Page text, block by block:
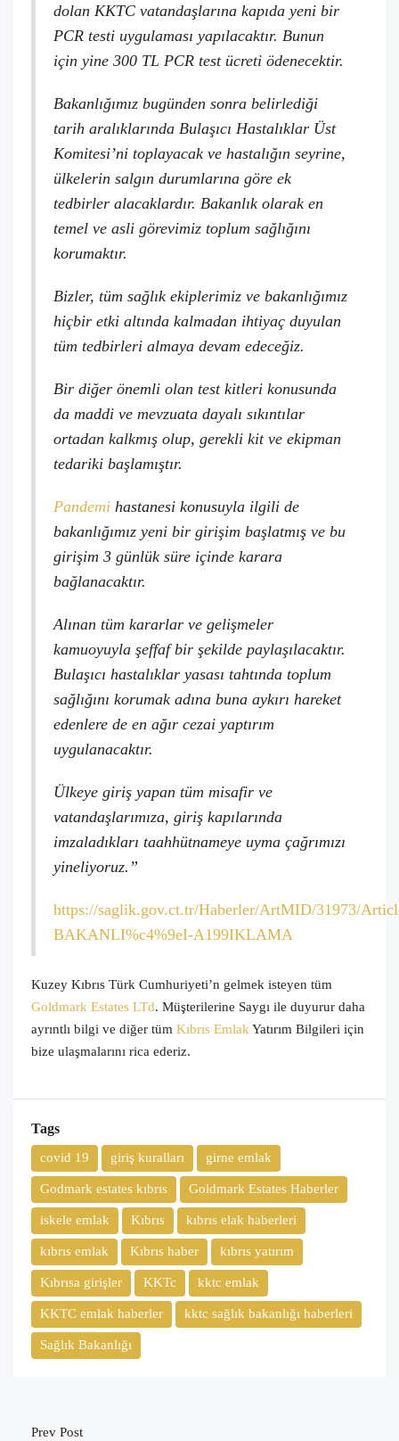
dolan KKTC vatandaşlarına kapıda yeni bir
PCR testi uygulaması yapılacaktır. Bunun
için yine 300 TL PCR test ücreti ödenecektir.
Bakanlığımız bugünden sonra belirlediği
tarih aralıklarında Bulaşıcı Hastalıklar Üst
Komitesi’ni toplayacak ve hastalığın seyrine,
ülkelerin salgın durumlarına göre ek
tedbirler alacaklardır. Bakanlık olarak en
temel ve asli görevimiz toplum sağlığını
korumaktır.
Bizler, tüm sağlık ekiplerimiz ve bakanlığımız
hiçbir etki altında kalmadan ihtiyaç duyulan
tüm tedbirleri almaya devam edeceğiz.
Bir diğer önemli olan test kitleri konusunda
da maddi ve mevzuata dayalı sıkıntılar
ortadan kalkmış olup, gerekli kit ve ekipman
tedariki başlamıştır.
Pandemi hastanesi konusuyla ilgili de
bakanlığımız yeni bir girişim başlatmış ve bu
girişim 3 günlük süre içinde karara
bağlanacaktır.
Alınan tüm kararlar ve gelişmeler
kamuoyuyla şeffaf bir şekilde paylaşılacaktır.
Bulaşıcı hastalıklar yasası tahtında toplum
sağlığını korumak adına buna aykırı hareket
edenlere de en ağır cezai yaptırım
uygulanacaktır.
Ülkeye giriş yapan tüm misafir ve
vatandaşlarımıza, giriş kapılarında
imzaladıkları taahhütnameye uyma çağrımızı
yineliyoruz.”
https://saglik.gov.ct.tr/Haberler/ArtMID/31973/
BAKANLI%c4%9eI-A199IKLAMA
Kuzey Kıbrıs Türk Cumhuriyeti’n gelmek isteyen tüm
Goldmark Estates LTd. Müşterilerine Saygı ile duyurur daha
ayrıntlı bilgi ve diğer tüm Kıbrıs Emlak Yatırım Bilgileri için
bize ulaşmalarını rica ederiz.
Tags
covid 19 giriş kuralları girne emlak
Godmark estates kıbrıs Goldmark Estates Haberler
iskele emlak Kıbrıs kıbrıs elak haberleri
kıbrıs emlak Kıbrıs haber kıbrıs yatırım
Kıbrısa girişler KKTc kktc emlak
KKTC emlak haberler kktc sağlık bakanlığı haberleri
Sağlık Bakanlığı
Prev Post